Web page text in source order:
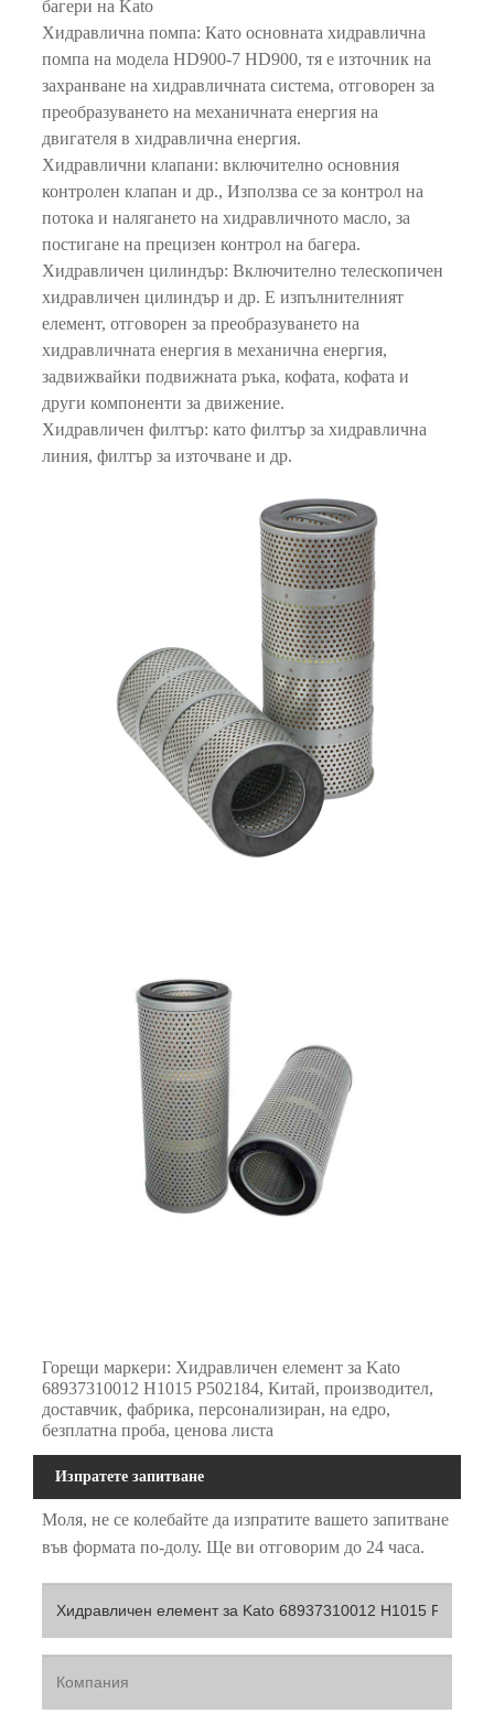
багери на Kato
Хидравлична помпа: Като основната хидравлична
помпа на модела HD900-7 HD900, тя е източник на
захранване на хидравличната система, отговорен за
преобразуването на механичната енергия на
двигателя в хидравлична енергия.
Хидравлични клапани: включително основния
контролен клапан и др., Използва се за контрол на
потока и налягането на хидравличното масло, за
постигане на прецизен контрол на багера.
Хидравличен цилиндър: Включително телескопичен
хидравличен цилиндър и др. Е изпълнителният
елемент, отговорен за преобразуването на
хидравличната енергия в механична енергия,
задвижвайки подвижната ръка, кофата, кофата и
други компоненти за движение.
Хидравличен филтър: като филтър за хидравлична
линия, филтър за източване и др.
Горещи маркери: Хидравличен елемент за Kato
68937310012 H1015 P502184, Китай, производител,
доставчик, фабрика, персонализиран, на едро,
безплатна проба, ценова листа
Изпратете запитване
Моля, не се колебайте да изпратите вашето запитване
във формата по-долу. Ще ви отговорим до 24 часа.